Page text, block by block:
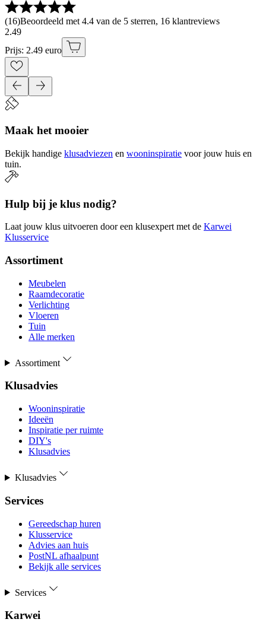
(16)Beoordeeld met 4.4 van de 5 sterren, 16 klantreviews
2.49
Prijs: 2.49 euro
Maak het mooier
Bekijk handige klusadviezen en wooninspiratie voor jouw huis en
tuin.
Hulp bij je klus nodig?
Laat jouw klus uitvoeren door een klusexpert met de Karwei
Klusservice
Assortiment
Meubelen
Raamdecoratie
Verlichting
Vloeren
Tuin
Alle merken
Assortiment
Klusadvies
Wooninspiratie
Ideeën
Inspiratie per ruimte
DIY's
Klusadvies
Klusadvies
Services
Gereedschap huren
Klusservice
Advies aan huis
PostNL afhaalpunt
Bekijk alle services
Services
Karwei